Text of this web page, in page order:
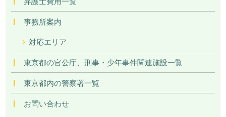
事務所案内
対応エリア
東京都の官公庁、刑事・少年事件関連施設一覧
東京都内の警察署一覧
お問い合わせ